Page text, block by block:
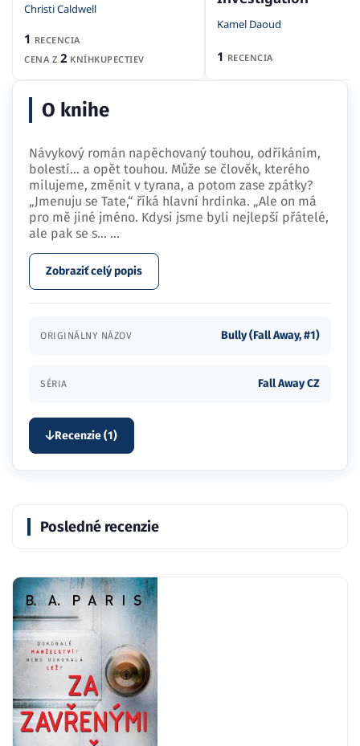
Christi Caldwell
1 RECENCIA
CENA Z 2 KNÍHKUPECTIEV
Kamel Daoud
1 RECENCIA
O knihe
Návykový román napěchovaný touhou, odříkáním,
bolestí… a opět touhou. Může se člověk, kterého
milujeme, změnit v tyrana, a potom zase zpátky?
„Jmenuju se Tate,“ říká hlavní hrdinka. „Ale on má
pro mě jiné jméno. Kdysi jsme byli nejlepší přátelé,
ale pak se s… ...
Zobraziť celý popis
ORIGINÁLNY NÁZOV Bully (Fall Away, #1)
SÉRIA Fall Away CZ
Recenzie (1)
Posledné recenzie